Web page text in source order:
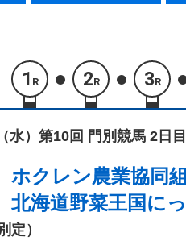
1 R 2R 3R
水） 第10回 門別競馬 2
ホクレン農業協同
北海道野菜王国に
定）